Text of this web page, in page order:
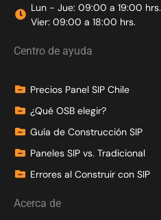
Lun - Jue: 09:00 a 19:00 hrs.
Vier: 09:00 a 18:00 hrs.
Centro de ayuda
Precios Panel SIP Chile
¿Qué OSB elegir?
Guía de Construcción SIP
Paneles SIP vs. Tradicional
Errores al Construir con SIP
Acerca de